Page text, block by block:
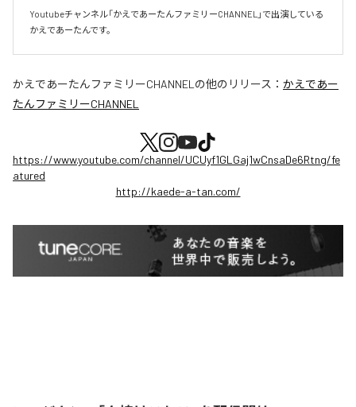
Youtubeチャンネル「かえであーたんファミリーCHANNEL」で出演している
かえであーたんです。
かえであーたんファミリーCHANNEL の他のリリース： かえであー
たんファミリーCHANNEL
https://www.youtube.com/channel/UCUyf1GLGaj1wCnsaDe6Rtng/fe
atured
http://kaede-a-tan.com/